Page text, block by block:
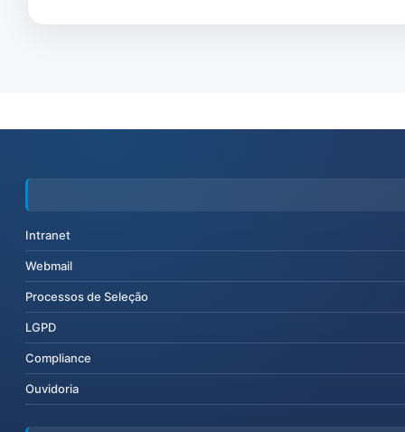
Intranet
Webmail
Processos de Seleção
LGPD
Compliance
Ouvidoria